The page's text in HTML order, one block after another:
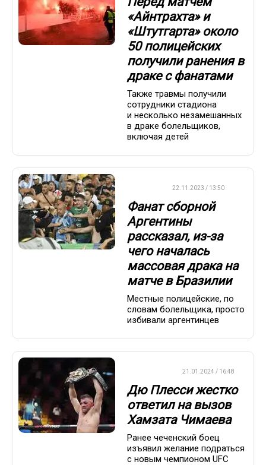
«Айнтрахта» и
«Штутгарта» около
50 полицейских
получили ранения в
драке с фанатами
Также травмы получили
сотрудники стадиона
и несколько незамешанных
в драке болельщиков,
включая детей
22.11.2023 / 13:50
Фанат cборной
Аргентины
рассказал, из-за
чего началась
массовая драка на
матче в Бразилии
Местные полицейские, по
словам болельщика, просто
избивали аргентинцев
21.01.2024 / 16:48
Дю Плесси жестко
ответил на вызов
Хамзата Чимаева
Ранее чеченский боец
изъявил желание подраться
с новым чемпионом UFC